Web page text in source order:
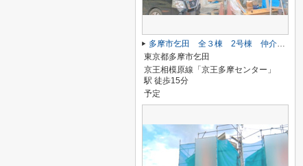
多摩市乞田 全３棟 2号棟 仲介手数料無料
東京都多摩市乞田
京王相模原線「京王多摩センター」
駅 徒歩15分
予定